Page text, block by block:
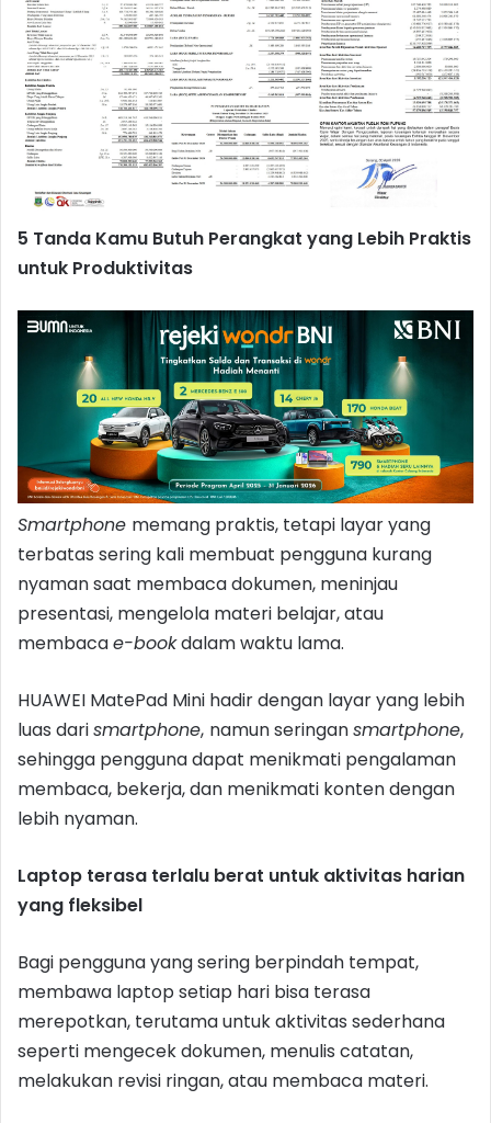
5 Tanda Kamu Butuh Perangkat yang Lebih Praktis
untuk Produktivitas
Smartphone memang praktis, tetapi layar yang
terbatas sering kali membuat pengguna kurang
nyaman saat membaca dokumen, meninjau
presentasi, mengelola materi belajar, atau
membacae-bookdalam waktu lama.
HUAWEI MatePad Mini hadir dengan layar yang lebih
luas darismartphone, namun seringansmartphone,
sehingga pengguna dapat menikmati pengalaman
membaca, bekerja, dan menikmati konten dengan
lebih nyaman.
Laptop terasa terlalu berat untuk aktivitas harian
yang fleksibel
Bagi pengguna yang sering berpindah tempat,
membawa laptop setiap hari bisa terasa
merepotkan, terutama untuk aktivitas sederhana
seperti mengecek dokumen, menulis catatan,
melakukan revisi ringan, atau membaca materi.